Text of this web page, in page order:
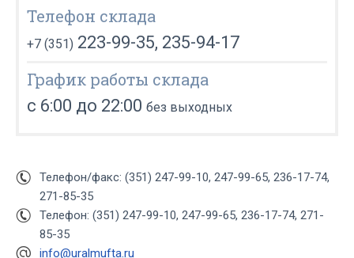
Телефон склада
+7 (351) 223-99-35, 235-94-17
График работы склада
с 6:00 до 22:00 без выходных
Телефон/факс: (351) 247-99-10, 247-99-65, 236-17-74,
271-85-35
Телефон: (351) 247-99-10, 247-99-65, 236-17-74, 271-
85-35
info@uralmufta.ru